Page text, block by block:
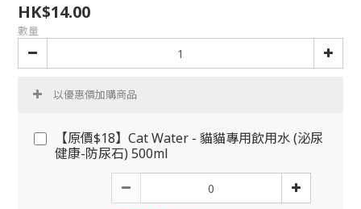
HK$14.00
數量
以優惠價加購商品
【原價$18】Cat Water - 貓貓專用飲用水 (泌尿
健康-防尿石) 500ml